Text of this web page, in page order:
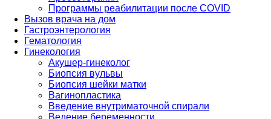
Программы реабилитации после СOVID
Вызов врача на дом
Гастроэнтерология
Гематология
Гинекология
Акушер-гинеколог
Биопсия вульвы
Биопсия шейки матки
Вагинопластика
Введение внутриматочной спирали